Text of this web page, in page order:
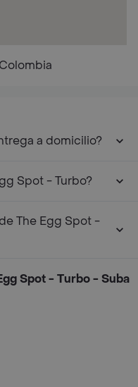
a domicilio?
Spot - Turbo?
The Egg Spot -
Spot - Turbo - Suba